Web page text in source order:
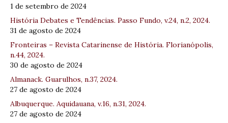
1 de setembro de 2024
História Debates e Tendências. Passo Fundo, v.24, n.2, 2024.
31 de agosto de 2024
Fronteiras – Revista Catarinense de História. Florianópolis,
n.44, 2024.
30 de agosto de 2024
Almanack. Guarulhos, n.37, 2024.
27 de agosto de 2024
Albuquerque. Aquidauana, v.16, n.31, 2024.
27 de agosto de 2024